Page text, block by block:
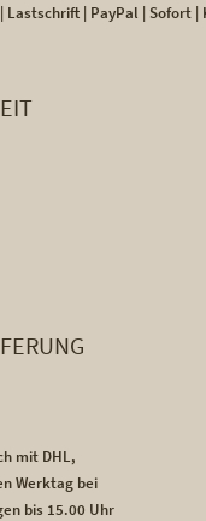
Lastschrift | PayPal | Sofort
mit DHL,
Werktag bei
bis 15.00 Uhr